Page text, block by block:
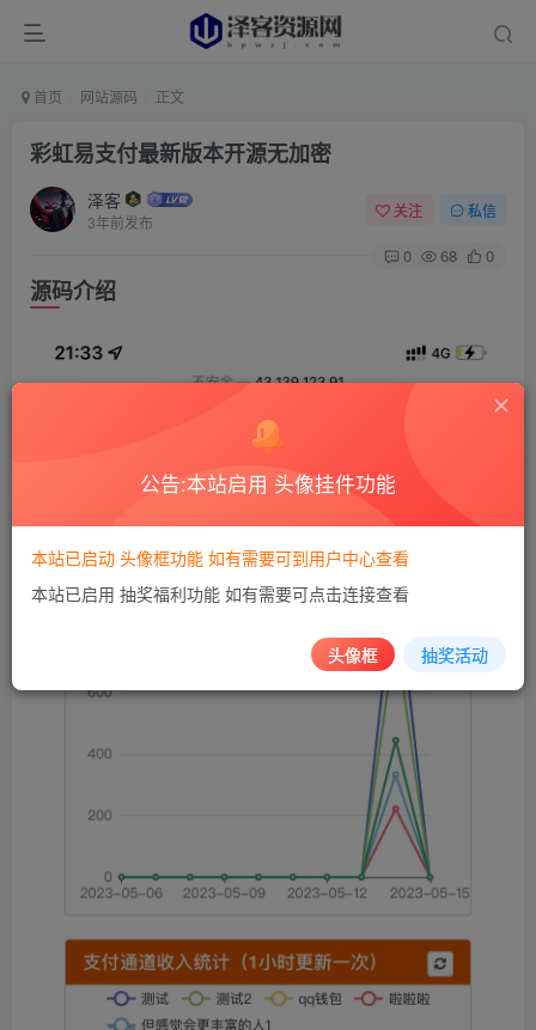
首页 网站源码 正文
彩虹易支付最新版本开源无加密
泽客
3年前发布
关注 私信
0 68 0
源码介绍
公告:本站启用 头像挂件功能
本站已启动 头像框功能 如有需要可到用户中心查看
本站已启用 抽奖福利功能 如有需要可点击连接查看
头像框 抽奖活动